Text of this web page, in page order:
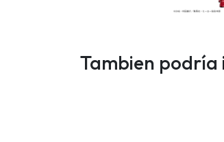
Tambien